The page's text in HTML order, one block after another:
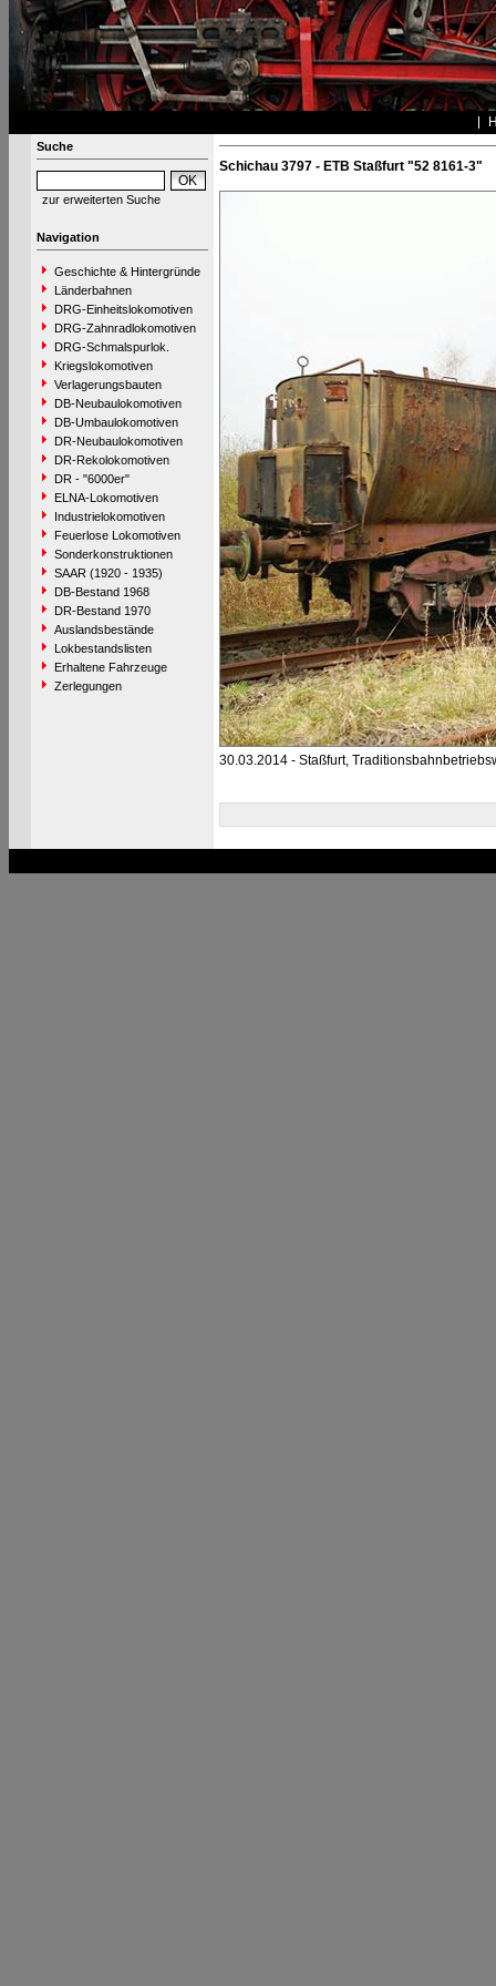
Suche
zur erweiterten Suche
Navigation
Geschichte & Hintergründe
Länderbahnen
DRG-Einheitslokomotiven
DRG-Zahnradlokomotiven
DRG-Schmalspurlok.
Kriegslokomotiven
Verlagerungsbauten
DB-Neubaulokomotiven
DB-Umbaulokomotiven
DR-Neubaulokomotiven
DR-Rekolokomotiven
DR - "6000er"
ELNA-Lokomotiven
Industrielokomotiven
Feuerlose Lokomotiven
Sonderkonstruktionen
SAAR (1920 - 1935)
DB-Bestand 1968
DR-Bestand 1970
Auslandsbestände
Lokbestandslisten
Erhaltene Fahrzeuge
Zerlegungen
Schichau 3797 - ETB Staßfurt "52 8161-3"
30.03.2014 - Staßfurt,